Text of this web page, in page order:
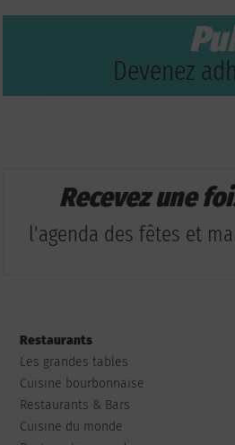
Devenez
Recevez une
l'agenda des fêtes et
Restaurants
Les grandes tables
Cuisine bourbonnaise
Restaurants & Bars
Cuisine du monde